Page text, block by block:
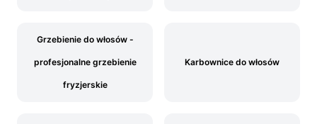
Grzebienie do włosów -
profesjonalne grzebienie
fryzjerskie
Karbownice do włosów